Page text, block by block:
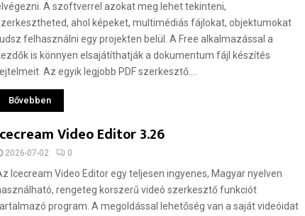
A szoftverrel azokat meg lehet tekinteni,
ahol képeket, multimédiás fájlokat, objektumokat
felhasználni egy projekten belül. A Free alkalmazással a
is könnyen elsajátíthatják a dokumentum fájl készítés
Az egyik legjobb PDF szerkesztő....
Bővebben
Video Editor 3.26
2026-07-02 0
Icecream Video Editor egy teljesen ingyenes, Magyar nyelven
rengeteg korszerű videó szerkesztő funkciót
program. A megoldással lehetőség van a saját videóidat